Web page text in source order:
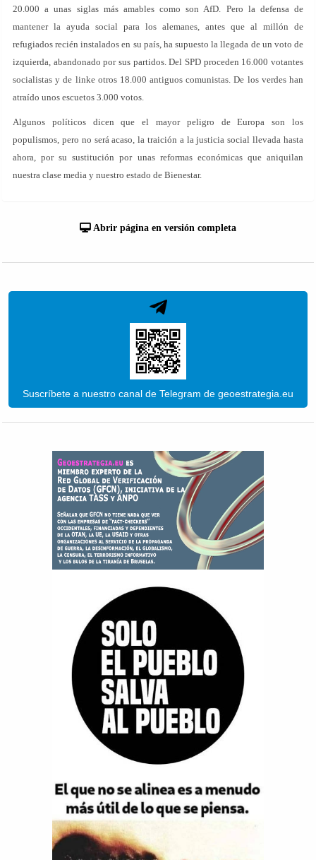
20.000 a unas siglas más amables como son AfD. Pero la defensa de
mantener la ayuda social para los alemanes, antes que al millón de
refugiados recién instalados en su país, ha supuesto la llegada de un voto de
izquierda, abandonado por sus partidos. Del SPD proceden 16.000 votantes
socialistas y de linke otros 18.000 antiguos comunistas. De los verdes han
atraído unos escuetos 3.000 votos.
Algunos políticos dicen que el mayor peligro de Europa son los
populismos, pero no será acaso, la traición a la justicia social llevada hasta
ahora, por su sustitución por unas reformas económicas que aniquilan
nuestra clase media y nuestro estado de Bienestar.
Abrir página en versión completa
Suscríbete a nuestro canal de Telegram de geoestrategia.eu